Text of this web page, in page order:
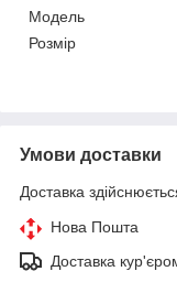
Модель
Розмір
Умови доставки
Доставка
Нова Пошта
Доставка